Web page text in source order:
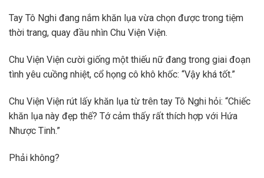
Tay Tô Nghi đang nắm khăn lụa vừa chọn được trong tiệm
thời trang, quay đầu nhìn Chu Viện Viện.
Chu Viện Viện cười giống một thiếu nữ đang trong giai đoạn
tình yêu cuồng nhiệt, cổ họng cô khô khốc: “Vậy khá tốt.”
Chu Viện Viện rút lấy khăn lụa từ trên tay Tô Nghi hỏi: “Chiếc
khăn lụa này đẹp thế? Tớ cảm thấy rất thích hợp với Hứa
Nhược Tinh.”
Phải không?